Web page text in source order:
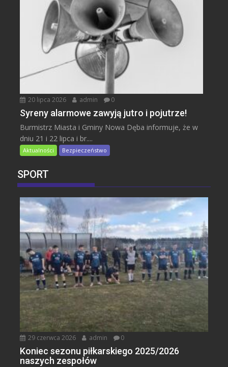
20 lipca 2026 admin 0
Syreny alarmowe zawyją jutro i pojutrze!
Burmistrz Miasta i Gminy Nowa Dęba informuje, że w
dniu 21 i 22 lipca i br....
Aktualności Bezpieczeństwo
SPORT
29 czerwca 2026 admin 0
Koniec sezonu piłkarskiego 2025/2026
naszych zespołów